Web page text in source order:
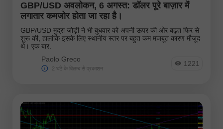
GBP/USD अवलोकन, 6 अगस्त: डॉलर पूरे बाज़ार में
लगातार कमजोर होता जा रहा है।
GBP/USD मुद्रा जोड़ी ने भी बुधवार को अपनी ऊपर की ओर बढ़त फिर से
शुरू की, हालांकि इसके लिए स्थानीय स्तर पर बहुत कम मजबूत कारण मौजूद
थे। एक बार.
Paolo Greco
2 घंटे के विलम्ब से प्रकाशन
1221